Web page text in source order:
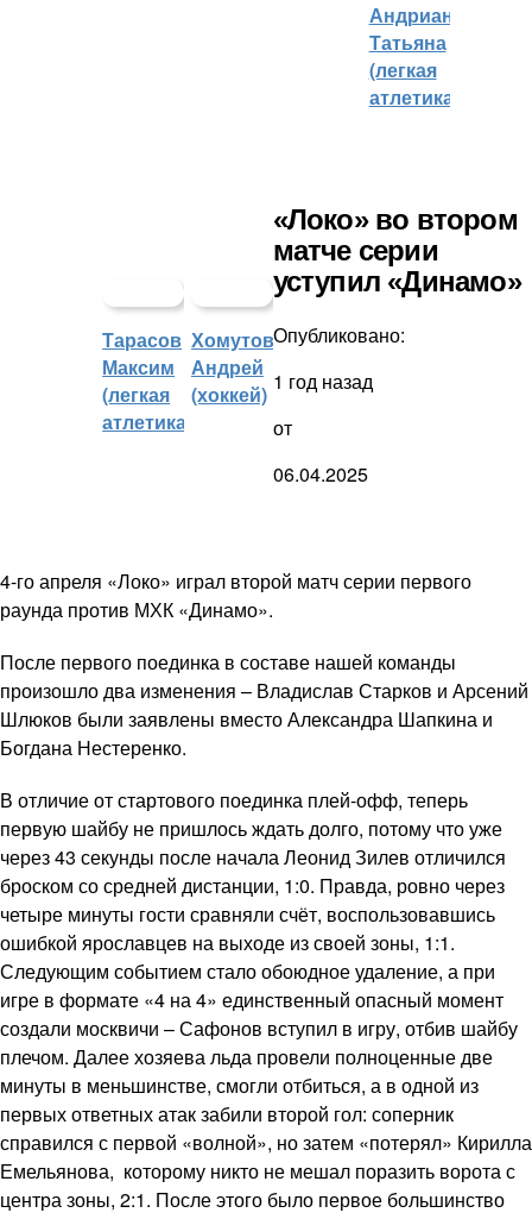
Андрианова
Татьяна
(легкая
атлетика)
Тарасов
Максим
(легкая
атлетика)
Хомутов
Андрей
(хоккей)
«Локо» во втором
матче серии
уступил «Динамо»
Опубликовано:
1 год назад
от
06.04.2025
4-го апреля «Локо» играл второй матч серии первого
раунда против МХК «Динамо».
После первого поединка в составе нашей команды
произошло два изменения – Владислав Старков и Арсений
Шлюков были заявлены вместо Александра Шапкина и
Богдана Нестеренко.
В отличие от стартового поединка плей-офф, теперь
первую шайбу не пришлось ждать долго, потому что уже
через 43 секунды после начала Леонид Зилев отличился
броском со средней дистанции, 1:0. Правда, ровно через
четыре минуты гости сравняли счёт, воспользовавшись
ошибкой ярославцев на выходе из своей зоны, 1:1.
Следующим событием стало обоюдное удаление, а при
игре в формате «4 на 4» единственный опасный момент
создали москвичи – Сафонов вступил в игру, отбив шайбу
плечом. Далее хозяева льда провели полноценные две
минуты в меньшинстве, смогли отбиться, а в одной из
первых ответных атак забили второй гол: соперник
справился с первой «волной», но затем «потерял» Кирилла
Емельянова, которому никто не мешал поразить ворота с
центра зоны, 2:1. После этого было первое большинство